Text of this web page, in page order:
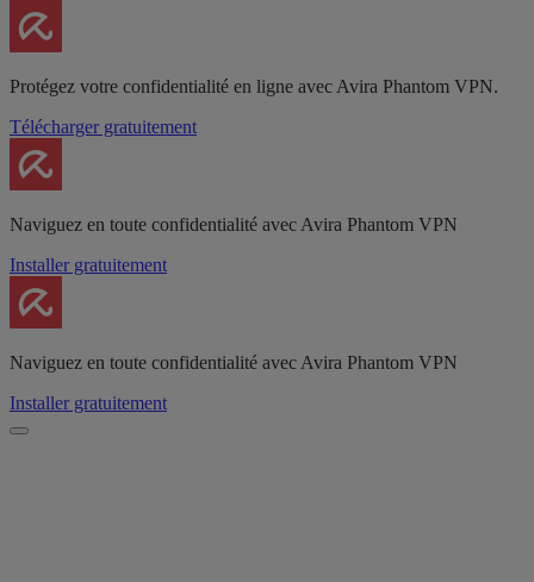
Protégez votre confidentialité en ligne avec Avira Phantom VPN.
Télécharger gratuitement
Naviguez en toute confidentialité avec Avira Phantom VPN
Installer gratuitement
Naviguez en toute confidentialité avec Avira Phantom VPN
Installer gratuitement